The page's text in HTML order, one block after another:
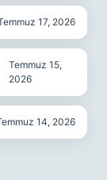
17, 2026
Temmuz 15,
2026
14, 2026